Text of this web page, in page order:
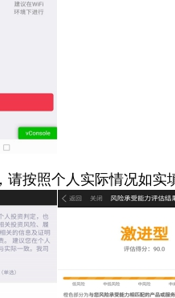
请按照个人实际情况如实